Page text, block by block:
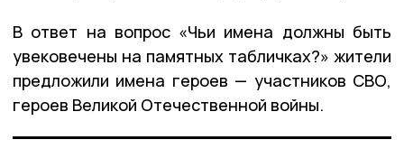
В ответ на вопрос «Чьи имена должны быть
увековечены на памятных табличках?» жители
предложили имена героев — участников СВО,
героев Великой Отечественной войны.